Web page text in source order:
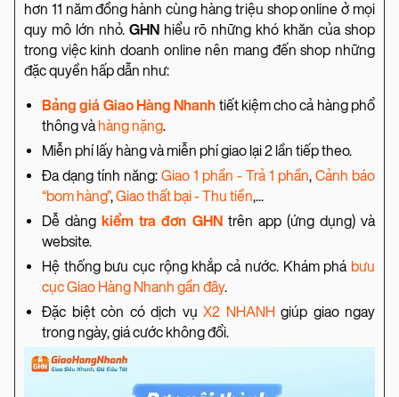
hơn 11 năm đồng hành cùng hàng triệu shop online ở mọi
quy mô lớn nhỏ. GHNhiểu rõ những khó khăn của shop
trong việc kinh doanh online nên mang đến shop những
đặc quyền hấp dẫn như:
Bảng giá Giao Hàng Nhanh tiết kiệm cho cả hàng phổ
thông vàhàng nặng.
Miễn phí lấy hàng và miễn phí giao lại 2 lần tiếp theo.
Đa dạng tính năng: Giao 1 phần - Trả 1 phần, Cảnh báo
“bom hàng”,Giao thất bại - Thu tiền,...
Dễ dàngkiểm tra đơn GHNtrên app (ứng dụng) và
website.
Hệ thống bưu cục rộng khắp cả nước. Khám phá bưu
cục Giao Hàng Nhanh gần đây.
Đặc biệt còn có dịch vụ X2 NHANH giúp giao ngay
trong ngày, giá cước không đổi.